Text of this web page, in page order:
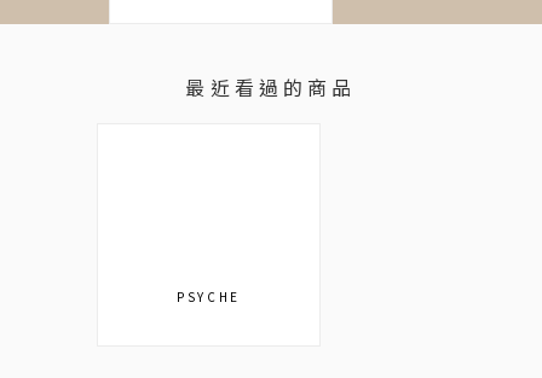
最近看過的商品
PSYCHE